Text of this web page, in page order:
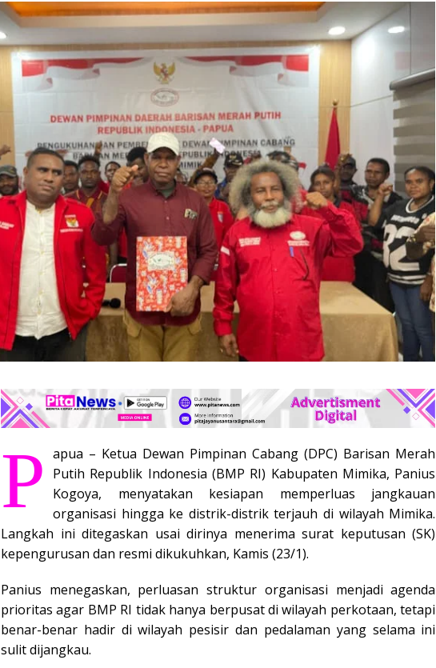
P apua – Ketua Dewan Pimpinan Cabang (DPC) Barisan Merah
Putih Republik Indonesia (BMP RI) Kabupaten Mimika, Panius
Kogoya, menyatakan kesiapan memperluas jangkauan
organisasi hingga ke distrik-distrik terjauh di wilayah Mimika.
Langkah ini ditegaskan usai dirinya menerima surat keputusan (SK)
kepengurusan dan resmi dikukuhkan, Kamis (23/1).
Panius menegaskan, perluasan struktur organisasi menjadi agenda
prioritas agar BMP RI tidak hanya berpusat di wilayah perkotaan, tetapi
benar-benar hadir di wilayah pesisir dan pedalaman yang selama ini
sulit dijangkau.